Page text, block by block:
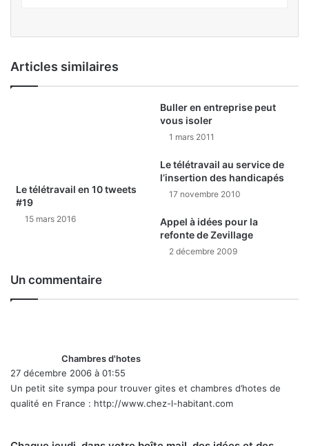
Articles similaires
Le télétravail en 10 tweets
#19
15 mars 2016
Buller en entreprise peut
vous isoler
1 mars 2011
Le télétravail au service de
l’insertion des handicapés
17 novembre 2010
Appel à idées pour la
refonte de Zevillage
2 décembre 2009
Un commentaire
Chambres d'hotes
27 décembre 2006 à 01:55
Un petit site sympa pour trouver gites et chambres d’hotes de
qualité en France : http://www.chez-l-habitant.com